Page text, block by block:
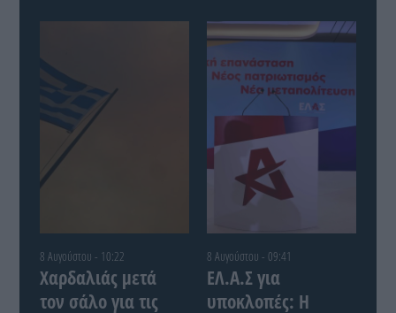
8 Αυγούστου - 10:22
Χαρδαλιάς μετά
τον σάλο για τις
8 Αυγούστου - 09:41
ΕΛ.Α.Σ για
υποκλοπές: Η